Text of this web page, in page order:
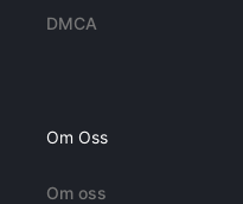
DMCA
Om Oss
Om oss